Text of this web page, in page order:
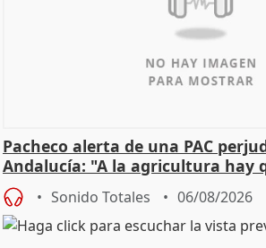
Pacheco alerta de una PAC
Andalucía: "A la agricultura hay
Sonido Totales 06/08/2026